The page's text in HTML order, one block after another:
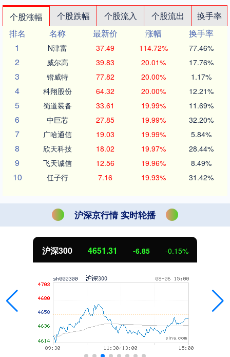
个股涨幅 个股跌幅 个股流入 个股流出
换手率
排名
名称 最新价 涨幅
换手率
1
N津富 37.49 114.72% 77.46%
2 威尔高 39.83 20.01% 17.76%
3 锴威特 77.82 20.00% 1.17%
4 科翔股份 64.32 20.00% 12.21%
5 蜀道装备 33.61 19.99% 11.69%
6 中巨芯 27.85 19.99% 32.20%
7 广哈通信 19.03 19.99% 5.84%
8 欣天科技 18.02 19.97% 28.44%
9 飞天诚信 12.56 19.96% 8.49%
10 任子行 7.16 19.93% 31.42%
沪深京行情 实时轮播
北证50 1122.88 3.42